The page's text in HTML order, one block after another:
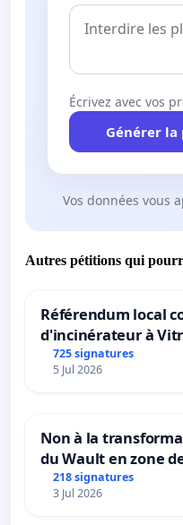
Écrivez avec vos
Générer
Vos données vous
Autres pétitions qui
Référendum local
d'incinérateur à
725 signatures
5 Jul 2026
Non à la
du Wault en zone
urbaine
218 signatures
3 Jul 2026